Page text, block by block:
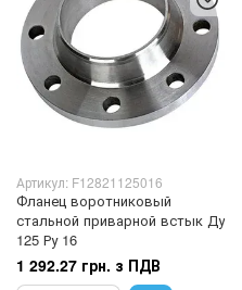
Артикул: F12821125016
Фланец воротниковый
стальной приварной встык Ду
125 Ру 16
1 292.27 грн. з ПДВ